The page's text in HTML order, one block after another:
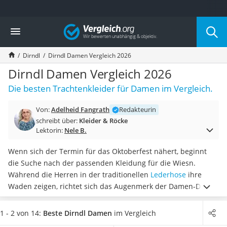
Die beliebtesten Vergleiche nach Kategorie
Mode
Boxershorts
Cellulite-Leggings
Herrensocken
Polarisierte Sonnenbrille
Hausschuhe Herren
Suunto-Uhr
Überzieh-Sonnenbrille
Sneaker Herren
Geldbörse Herren
Knirps-Regenschirm
Periodenunterwäsche
RFID-Schutzkarte
Motorradbrillen
Vergleich
Dirndl Dirndl Damen Vergleich 2026
Dirndl Damen Vergleich 2026
Die besten Trachtenkleider für Damen im Vergleich.
Von:Adelheid Fangrath
Redakteurin
schreibt über: Kleider & Röcke
Lektorin: Nele B.
Wenn sich der Termin für das Oktoberfest nähert, beginnt
die Suche nach der passenden Kleidung für die Wiesn.
Während die Herren in der traditionellen Lederhose ihre
Waden zeigen, richtet sich das Augenmerk der Damen-Dirndl
auf eine fesche Oberweite. Bei der Länge des Rockeskönnen
Sie zwischen Mini, Midi und Maxi wählen. Laut Online-Tests
1 - 2 von 14: Beste Dirndl Damen im Vergleich